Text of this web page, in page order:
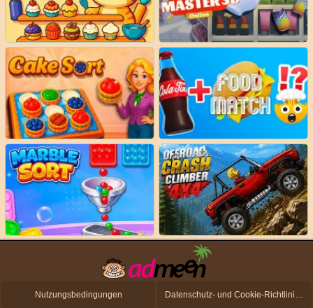
Nutzungsbedingungen Datenschutz- und Cookie-Richtlinien